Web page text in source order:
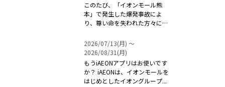
このたび、「イオンモール熊
本」で発生した爆発事故によ
り、尊い命を失われた方々に対
2026/07/13(月) 〜
2026/08/31(月)
もうiAEONアプリはお使いです
か？ iAEONは、イオンモールを
はじめとしたイオングループ...